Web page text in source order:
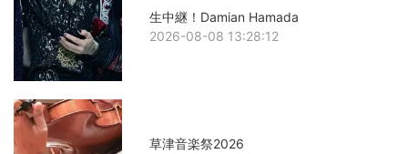
生中継！Damian Hamada
2026-08-08 13:28:12
草津音楽祭2026